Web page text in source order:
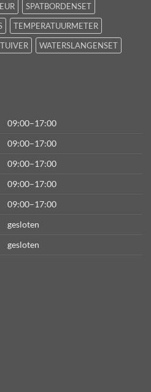
SPATBORDENSET
TEMPERATUURMETER
WATERSLANGENSET
09:00–17:00
09:00–17:00
09:00–17:00
09:00–17:00
09:00–17:00
gesloten
gesloten